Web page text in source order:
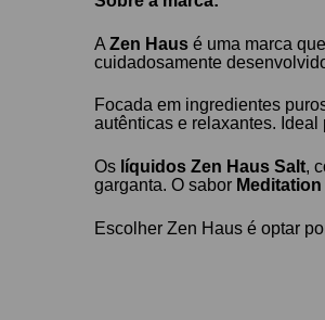
AZen Haus é uma marca
cuidadosamente
Focada em ingredientes
autênticas e relaxantes.
Os líquidos Zen Haus Salt,
garganta. O sabor Meditation
Escolher Zen Haus é optar